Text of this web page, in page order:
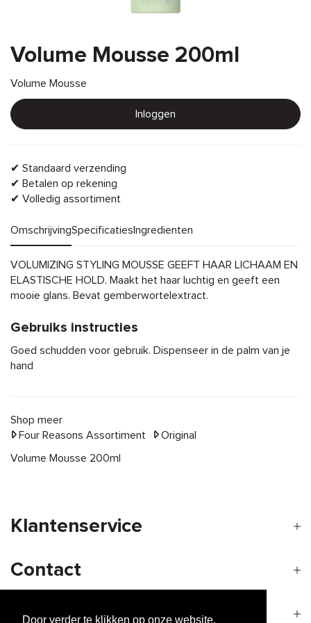
Door verder te klikken op onze website,
Volume Mousse 200ml
Volume Mousse
Inloggen
✔ Standaard verzending
✔ Betalen op rekening
✔ Volledig assortiment
OmschrijvingSpecificaties Ingredienten
Omschrijving
VOLUMIZING STYLING MOUSSE GEEFT HAAR LICHAAM EN
ELASTISCHE HOLD. Maakt het haar luchtig en geeft een
mooie glans. Bevat gemberwortelextract.
Gebruiks instructies
Goed schudden voor gebruik. Dispenseer in de palm van je
hand
Shop meer
Four Reasons Assortiment
Original
Volume Mousse 200ml
Klantenservice
Contact
Openingstijden